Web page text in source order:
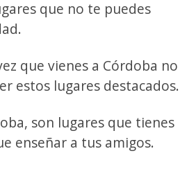
que no te puedes
que vienes a Córdoba no
estos lugares destacados.
son lugares que tienes
enseñar a tus amigos.